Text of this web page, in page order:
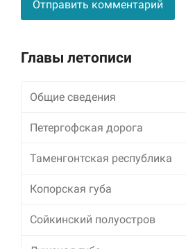
Главы летописи
Общие сведения
Петергофская дорога
Таменгонтская республика
Копорская губа
Сойкинский полуостров